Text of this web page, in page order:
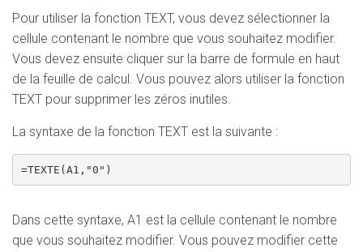
Pour utiliser la fonction TEXT, vous devez sélectionner la
cellule contenant le nombre que vous souhaitez modifier.
Vous devez ensuite cliquer sur la barre de formule en haut
de la feuille de calcul. Vous pouvez alors utiliser la fonction
TEXT pour supprimer les zéros inutiles.
La syntaxe de la fonction TEXT est la suivante :
=TEXTE(A1,"0")
Dans cette syntaxe, A1 est la cellule contenant le nombre
que vous souhaitez modifier. Vous pouvez modifier cette